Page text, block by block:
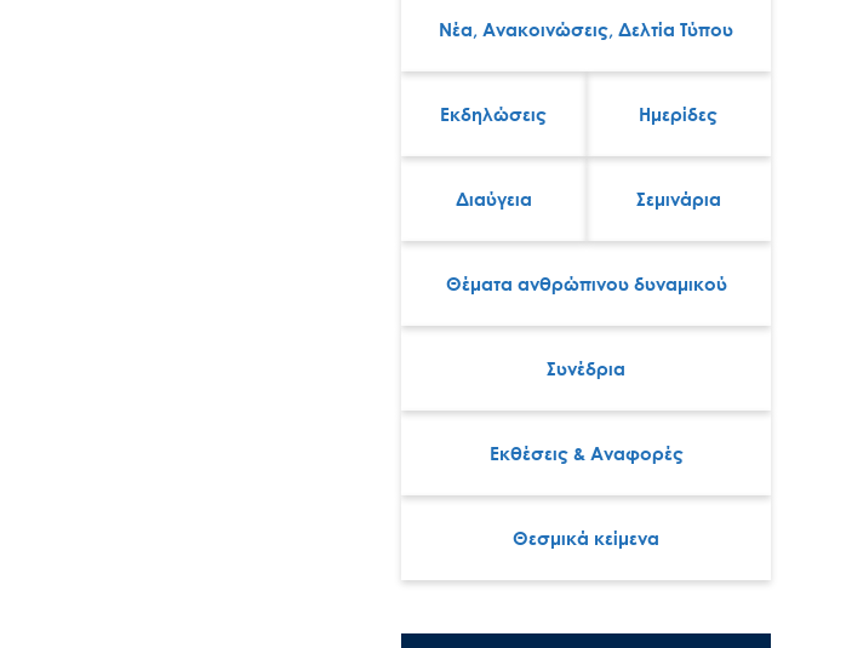
Νέα, Ανακοινώσεις, Δελτία Τύπου
Εκδηλώσεις Ημερίδες
Διαύγεια Σεμινάρια
Θέματα ανθρώπινου δυναμικού
Συνέδρια
Εκθέσεις & Αναφορές
Θεσμικά κείμενα